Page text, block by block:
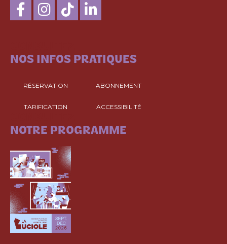
NOS INFOS PRATIQUES
RÉSERVATION ABONNEMENT
TARIFICATION ACCESSIBILITÉ
NOTRE PROGRAMME